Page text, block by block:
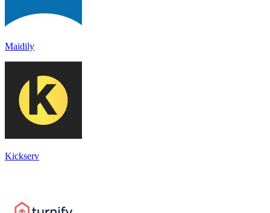
Maidily
Kickserv